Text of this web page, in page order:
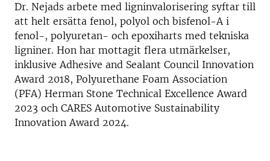
Dr. Nejads arbete med ligninvalorisering syftar till
att helt ersätta fenol, polyol och bisfenol-A i
fenol-, polyuretan- och epoxiharts med tekniska
ligniner. Hon har mottagit flera utmärkelser,
inklusive Adhesive and Sealant Council Innovation
Award 2018, Polyurethane Foam Association
(PFA) Herman Stone Technical Excellence Award
2023 och CARES Automotive Sustainability
Innovation Award 2024.